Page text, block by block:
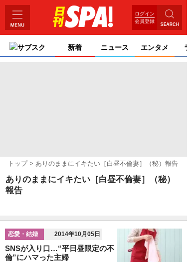
ログイン
会員登録
サブスク 新着 ニュース エンタメ
トップ ありのままにイキたい［白昼不倫妻］（秘）報告
ありのままにイキたい［白昼不倫妻］（秘）
報告
恋愛・結婚 2014年10月05日
SNSが入り口…“平日昼限定の不
倫”にハマった主婦